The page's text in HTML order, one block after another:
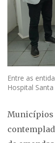
Entre as
Hospital
Municípios